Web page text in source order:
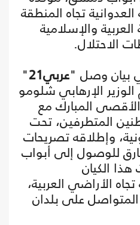
تجاه المنطقة
والإسلامية
الاحتلال.
بيان وصل "عربي21 "
الإرهابي شلومو
المبارك مع
المتطرفين، تحت
وإطلاقه تصريحات
للوصول إلى أبواب
الكيان
الأراضي العربية،
المتواصل على بلدان